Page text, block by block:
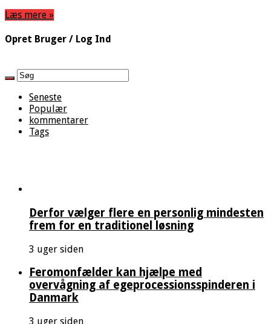
Læs mere »
Opret Bruger / Log Ind
Seneste
Populær
kommentarer
Tags
Derfor vælger flere en personlig mindesten
frem for en traditionel løsning
3 uger siden
Feromonfælder kan hjælpe med
overvågning af egeprocessionsspinderen i
Danmark
3 uger siden